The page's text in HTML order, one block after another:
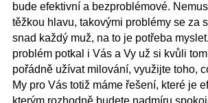
bude efektivní a bezproblémové.
těžkou hlavu, takovými problémy se za
snad každý muž, na to je potřeba
problém potkal i Vás a Vy už si kvůli
pořádně užívat milování, využijte toho,
My pro Vás totiž máme řešení, které je